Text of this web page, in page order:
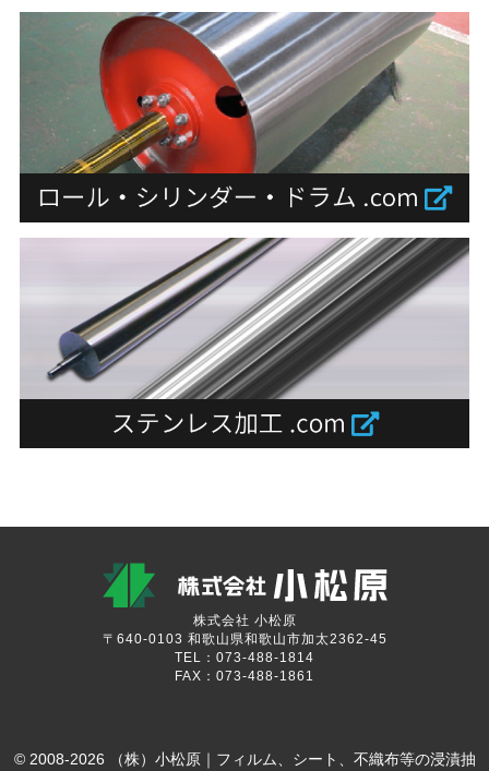
株式会社 小松原
〒640-0103 和歌山県和歌山市加太2362-45
TEL：073-488-1814
FAX：073-488-1861
© 2008-2026 （株）小松原｜フィルム、シート、不織布等の浸漬抽